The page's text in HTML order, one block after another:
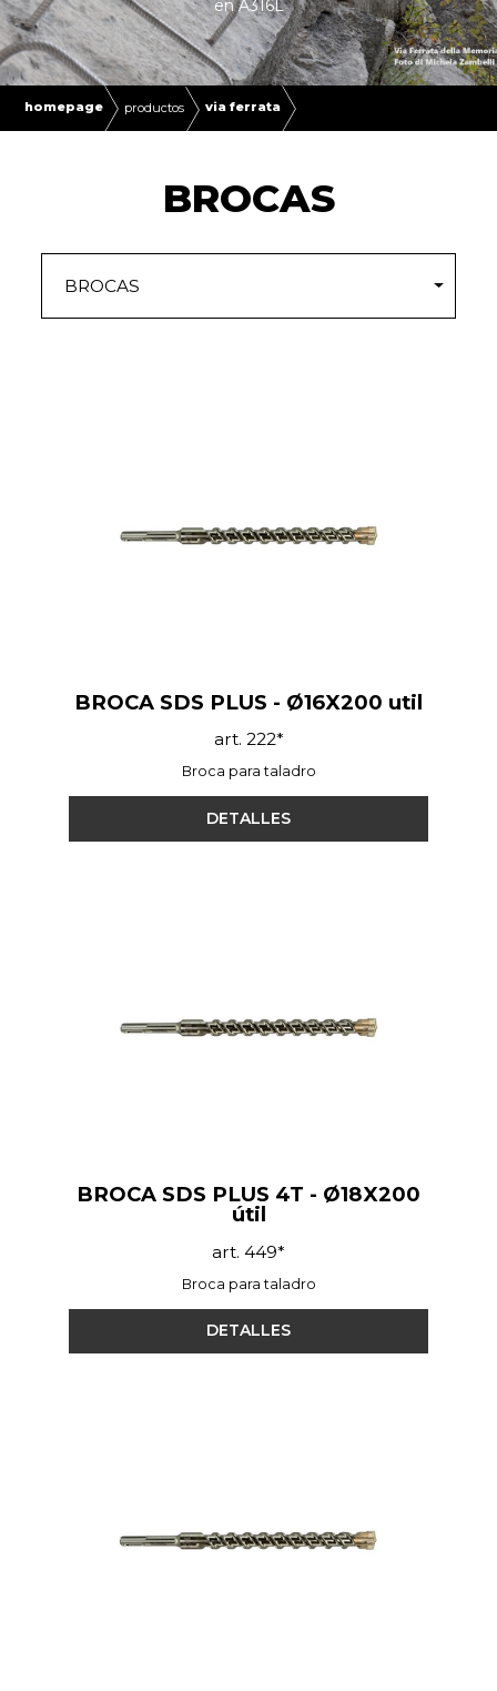
en A316L
homepage productos via ferrata
BROCAS
BROCA SDS PLUS - Ø16X200 util
art. 222*
Broca para taladro
DETALLES
BROCA SDS PLUS 4T - Ø18X200
útil
art. 449*
Broca para taladro
DETALLES